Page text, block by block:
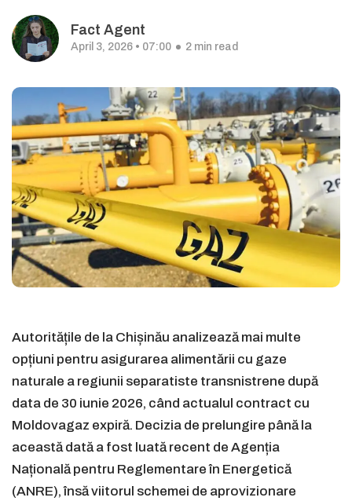
Fact Agent
April 3, 2026 • 07:00 2 min read
Autoritățile de la Chișinău analizează mai multe
opțiuni pentru asigurarea alimentării cu gaze
naturale a regiunii separatiste transnistrene după
data de 30 iunie 2026, când actualul contract cu
Moldovagaz expiră. Decizia de prelungire până la
această dată a fost luată recent de Agenția
Națională pentru Reglementare în Energetică
(ANRE), însă viitorul schemei de aprovizionare